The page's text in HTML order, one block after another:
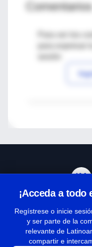
Comentarios
Para ver los
¡Acceda a
Regístrese o inicie
y ser parte de la
relevante de
compartir e